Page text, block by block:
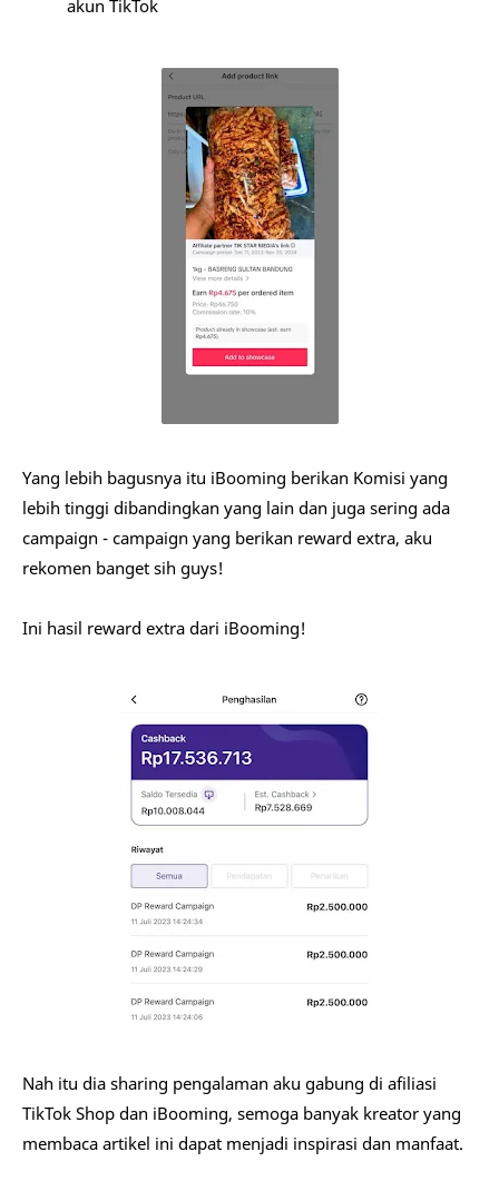
akun TikTok
Yang lebih bagusnya itu iBooming berikan Komisi yang
lebih tinggi dibandingkan yang lain dan juga sering ada
campaign - campaign yang berikan reward extra, aku
rekomen banget sih guys!
Ini hasil reward extra dari iBooming!
Nah itu dia sharing pengalaman aku gabung di afiliasi
TikTok Shop dan iBooming, semoga banyak kreator yang
membaca artikel ini dapat menjadi inspirasi dan manfaat.